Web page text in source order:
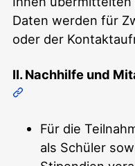
Daten werden für
oder der
II. Nachhilfe und
Für die
als Schüler